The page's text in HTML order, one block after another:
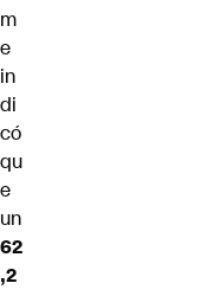
m
e
in
di
có
qu
e
un
62
,2